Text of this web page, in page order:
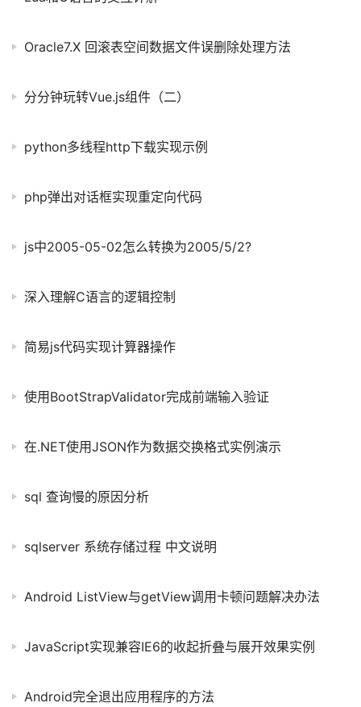
Oracle7.X 回滚表空间数据文件误删除处理方法
分分钟玩转Vue.js组件（二）
python多线程http下载实现示例
php弹出对话框实现重定向代码
js中2005-05-02怎么转换为2005/5/2?
深入理解C语言的逻辑控制
简易js代码实现计算器操作
使用BootStrapValidator完成前端输入验证
在.NET使用JSON作为数据交换格式实例演示
sql 查询慢的原因分析
sqlserver 系统存储过程 中文说明
Android ListView与getView调用卡顿问题解决办法
JavaScript实现兼容IE6的收起折叠与展开效果实例
Android完全退出应用程序的方法